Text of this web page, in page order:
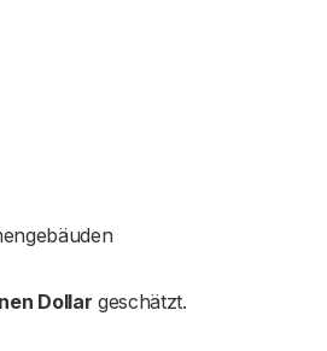
Dollar geschätzt.